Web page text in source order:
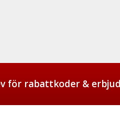
för rabattkoder &